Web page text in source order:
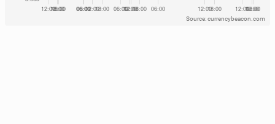
Source: currencybeacon.com